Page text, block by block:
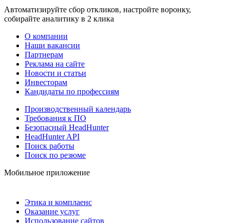
Автоматизируйте сбор откликов, настройте воронку,
собирайте аналитику в 2 клика
О компании
Наши вакансии
Партнерам
Реклама на сайте
Новости и статьи
Инвесторам
Кандидаты по профессиям
Производственный календарь
Требования к ПО
Безопасный HeadHunter
HeadHunter API
Поиск работы
Поиск по резюме
Мобильное приложение
Этика и комплаенс
Оказание услуг
Использование сайтов